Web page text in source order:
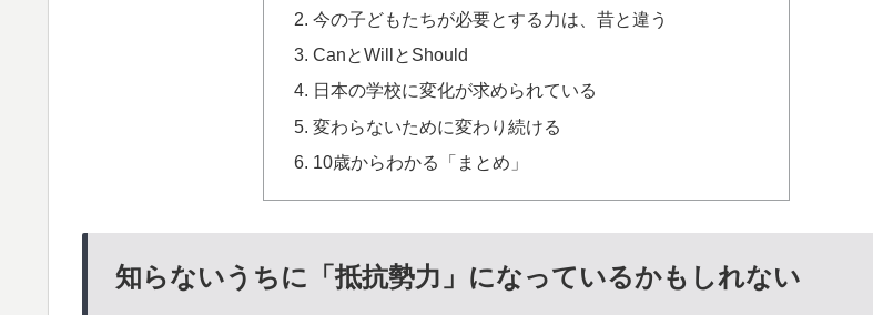
今の子どもたちが必要とする力は、昔と違う
CanとWillとShould
日本の学校に変化が求められている
変わらないために変わり続ける
10歳からわかる「まとめ」
知らないうちに「抵抗勢力」になっているかもしれない